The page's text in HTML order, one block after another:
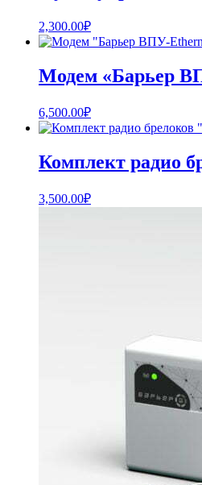
2,300.00₽
Модем «Барьер
6,500.00₽
Комплект радио
3,500.00₽